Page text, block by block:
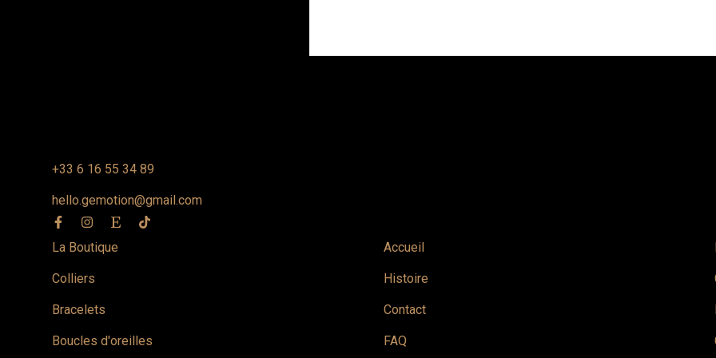
+33 6 16 55 34 89
hello.gemotion@gmail.com
La Boutique
Colliers
Bracelets
Boucles d'oreilles
Accueil
Histoire
Contact
FAQ